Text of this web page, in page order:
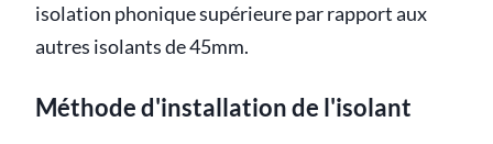
isolation phonique supérieure par rapport aux
autres isolants de 45mm.
Méthode d'installation de l'isolant